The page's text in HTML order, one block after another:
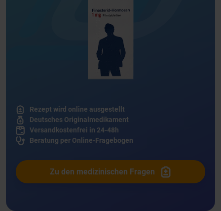
Rezept wird online ausgestellt
Deutsches Originalmedikament
Versandkostenfrei in 24-48h
Beratung per Online-Fragebogen
Zu den medizinischen Fragen